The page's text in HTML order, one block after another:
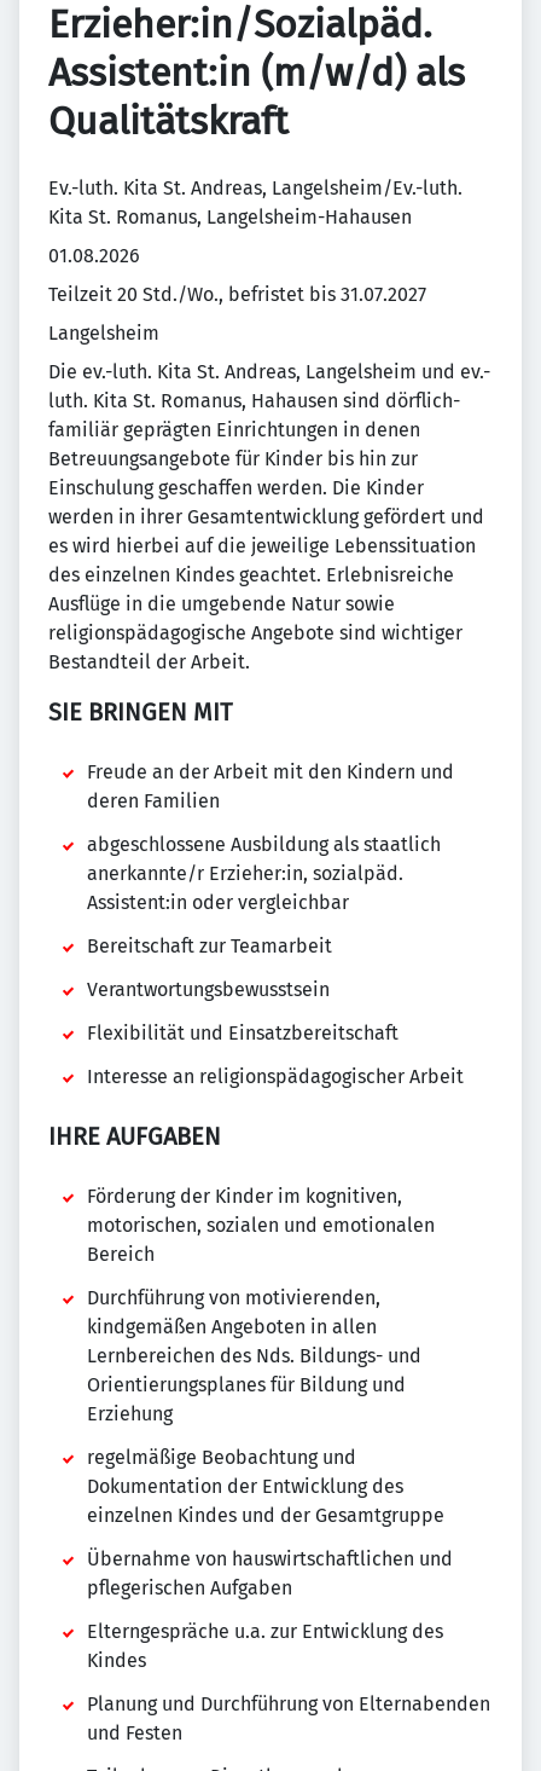
Erzieher:in/Sozialpäd.
Assistent:in (m/w/d) als
Qualitätskraft
Ev.-luth. Kita St. Andreas, Langelsheim/Ev.-luth.
Kita St. Romanus, Langelsheim-Hahausen
01.08.2026
Teilzeit 20 Std./Wo., befristet bis 31.07.2027
Langelsheim
Die ev.-luth. Kita St. Andreas, Langelsheim und ev.-
luth. Kita St. Romanus, Hahausen sind dörflich-
familiär geprägten Einrichtungen in denen
Betreuungsangebote für Kinder bis hin zur
Einschulung geschaffen werden. Die Kinder
werden in ihrer Gesamtentwicklung gefördert und
es wird hierbei auf die jeweilige Lebenssituation
des einzelnen Kindes geachtet. Erlebnisreiche
Ausflüge in die umgebende Natur sowie
religionspädagogische Angebote sind wichtiger
Bestandteil der Arbeit.
SIE BRINGEN MIT
Freude an der Arbeit mit den Kindern und
deren Familien
abgeschlossene Ausbildung als staatlich
anerkannte/r Erzieher:in, sozialpäd.
Assistent:in oder vergleichbar
Bereitschaft zur Teamarbeit
Verantwortungsbewusstsein
Flexibilität und Einsatzbereitschaft
Interesse an religionspädagogischer Arbeit
IHRE AUFGABEN
Förderung der Kinder im kognitiven,
motorischen, sozialen und emotionalen
Bereich
Durchführung von motivierenden,
kindgemäßen Angeboten in allen
Lernbereichen des Nds. Bildungs- und
Orientierungsplanes für Bildung und
Erziehung
regelmäßige Beobachtung und
Dokumentation der Entwicklung des
einzelnen Kindes und der Gesamtgruppe
Übernahme von hauswirtschaftlichen und
pflegerischen Aufgaben
Elterngespräche u.a. zur Entwicklung des
Kindes
Planung und Durchführung von Elternabenden
und Festen